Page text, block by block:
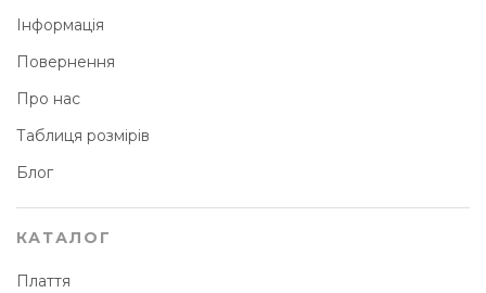
Інформація
Повернення
Про нас
Таблиця розмірів
Блог
КАТАЛОГ
Плаття